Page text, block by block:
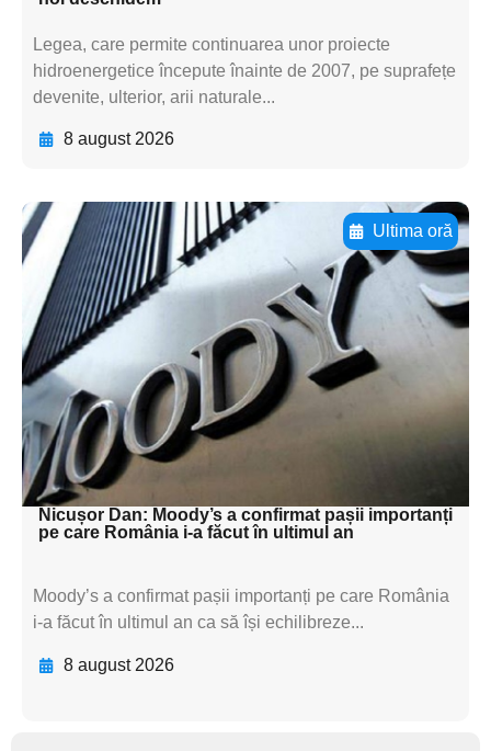
Legea, care permite continuarea unor proiecte
hidroenergetice începute înainte de 2007, pe suprafețe
devenite, ulterior, arii naturale...
8 august 2026
Ultima oră
Adaugă aici textul pentru
subtitluAdaugă aici
textul pentru
subtitluAdaugă aici
textul pentru
subtitluAdaugă aici
textul pentru subti
Nicușor Dan: Moody’s a confirmat pașii importanți
pe care România i-a făcut în ultimul an
Moody’s a confirmat pașii importanți pe care România
i-a făcut în ultimul an ca să își echilibreze...
8 august 2026